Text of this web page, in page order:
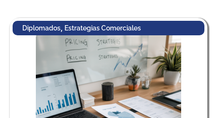
Diplomados, Estrategias Comerciales